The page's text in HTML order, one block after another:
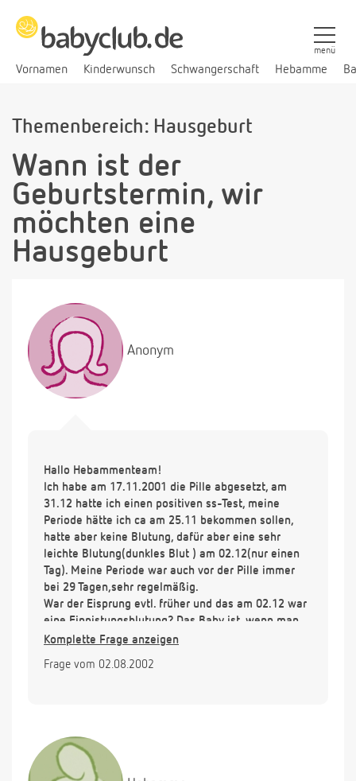
Vornamen Kinderwunsch Schwangerschaft Hebamme
menü
Themenbereich: Hausgeburt
Wann ist der
Geburtstermin, wir
möchten eine
Hausgeburt
Anonym
Hallo Hebammenteam!
Ich habe am 17.11.2001 die Pille abgesetzt, am
31.12 hatte ich einen positiven ss-Test, meine
Periode hätte ich ca am 25.11 bekommen sollen,
hatte aber keine Blutung, dafür aber eine sehr
leichte Blutung(dunkles Blut ) am 02.12(nur einen
Tag). Meine Periode war auch vor der Pille immer
bei 29 Tagen,sehr regelmäßig.
War der Eisprung evtl. früher und das am 02.12 war
eine Einnistungsblutung? Das Baby ist, wenn man
von einer Regelblutung am 02.12 ausgeht, immer
eine Hausgeburt planen, ab wann diese möglich ist.
Komplette Frage anzeigen
Frage vom 02.08.2002